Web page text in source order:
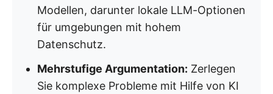
Modellen, darunter lokale LLM-Optionen
für umgebungen mit hohem
Datenschutz.
Mehrstufige Argumentation: Zerlegen
Sie komplexe Probleme mit Hilfe von KI